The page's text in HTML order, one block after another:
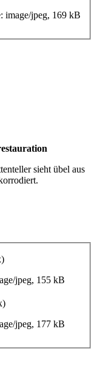
image/jpeg, 169 kB
sieht übel aus
jpeg, 155 kB
jpeg, 177 kB